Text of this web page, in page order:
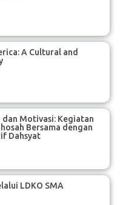
A Cultural and
Motivasi: Kegiatan
Bersama dengan
Dahsyat
LDKO SMA